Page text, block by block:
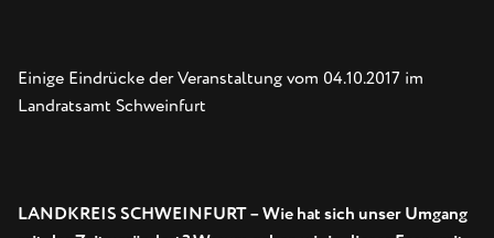
Einige Eindrücke der Veranstaltung vom 04.10.2017 im
Landratsamt Schweinfurt
LANDKREIS SCHWEINFURT – Wie hat sich unser Umgang